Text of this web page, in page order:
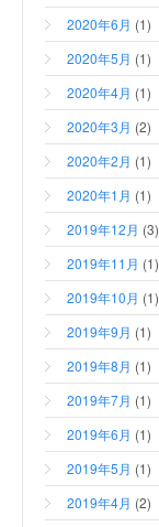
2020年6月 (1)
2020年5月 (1)
2020年4月 (1)
2020年3月 (2)
2020年2月 (1)
2020年1月 (1)
2019年12月 (3)
2019年11月 (1)
2019年10月 (1)
2019年9月 (1)
2019年8月 (1)
2019年7月 (1)
2019年6月 (1)
2019年5月 (1)
2019年4月 (2)